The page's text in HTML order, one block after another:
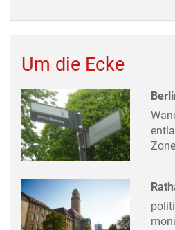
Um die Ecke